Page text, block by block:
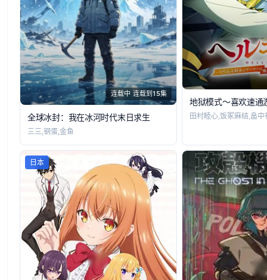
连载中 连载到15集
全球冰封：我在冰河时代末日求生
三三,钢蛋,金鱼
田村睦心,饭冢麻结,畠
日本